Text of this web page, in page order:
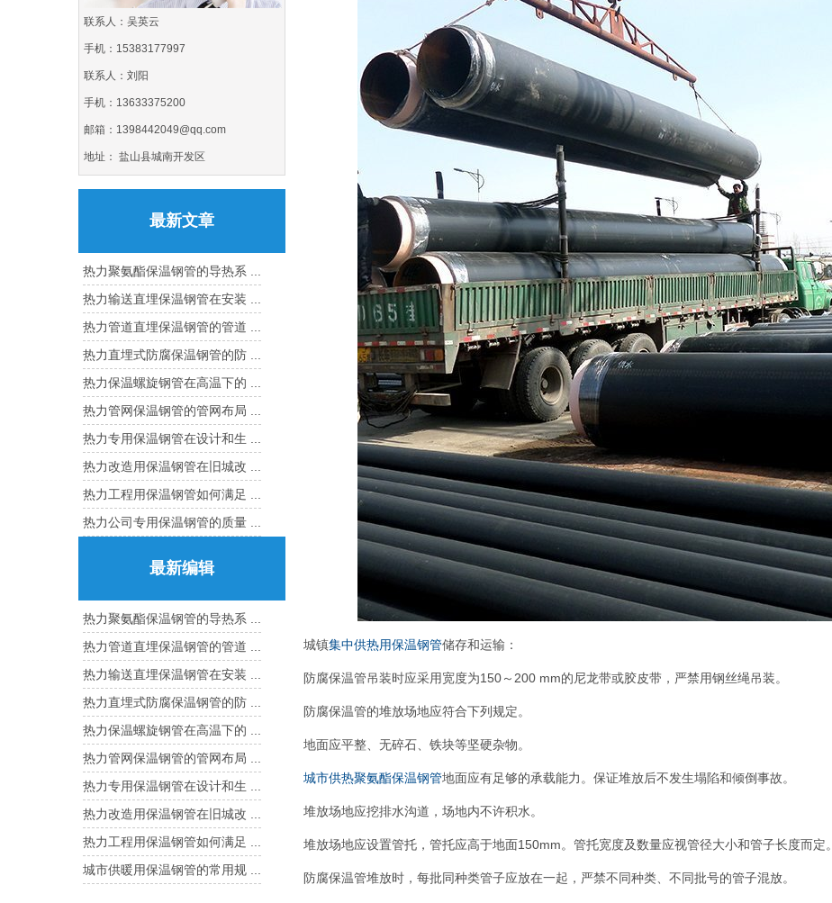
城镇集中供热用保温钢管储存和运输：
防腐保温管吊装时应采用宽度为150～200 mm的尼龙带或胶皮带，严禁用钢丝绳吊装。
防腐保温管的堆放场地应符合下列规定。
地面应平整、无碎石、铁块等坚硬杂物。
城市供热聚氨酯保温钢管地面应有足够的承载能力。保证堆放后不发生塌陷和倾倒事故。
堆放场地应挖排水沟道，场地内不许积水。
堆放场地应设置管托，管托应高于地面150mm。管托宽度及数量应视管径大小和管子长度而定。
防腐保温管堆放时，每批同种类管子应放在一起，严禁不同种类、不同批号的管子混放。
联系人：吴英云
手机：15383177997
联系人：刘阳
手机：13633375200
邮箱：1398442049@qq.com
地址： 盐山县城南开发区
最新文章
热力聚氨酯保温钢管的导热系 ...
热力输送直埋保温钢管在安装 ...
热力管道直埋保温钢管的管道 ...
热力直埋式防腐保温钢管的防 ...
热力保温螺旋钢管在高温下的 ...
热力管网保温钢管的管网布局 ...
热力专用保温钢管在设计和生 ...
热力改造用保温钢管在旧城改 ...
热力工程用保温钢管如何满足 ...
热力公司专用保温钢管的质量 ...
最新编辑
热力聚氨酯保温钢管的导热系 ...
热力管道直埋保温钢管的管道 ...
热力输送直埋保温钢管在安装 ...
热力直埋式防腐保温钢管的防 ...
热力保温螺旋钢管在高温下的 ...
热力管网保温钢管的管网布局 ...
热力专用保温钢管在设计和生 ...
热力改造用保温钢管在旧城改 ...
热力工程用保温钢管如何满足 ...
城市供暖用保温钢管的常用规 ...